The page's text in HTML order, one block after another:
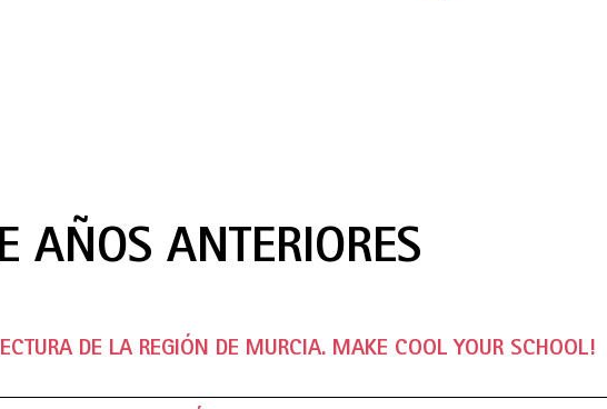
AÑOS ANTERIORES
DE LA REGIÓN DE MURCIA. MAKE COOL YOUR SCHOOL!